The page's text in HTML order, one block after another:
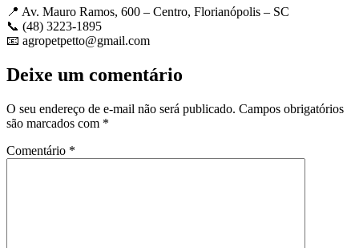
📍 Av. Mauro Ramos, 600 – Centro, Florianópolis – SC
📞 (48) 3223-1895
📧 agropetpetto@gmail.com
Deixe um comentário
O seu endereço de e-mail não será publicado. Campos obrigatórios
são marcados com *
Comentário *